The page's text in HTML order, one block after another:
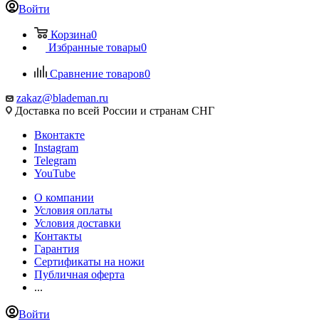
Войти
Корзина0
Избранные товары0
Сравнение товаров0
zakaz@blademan.ru
Доставка по всей России и странам СНГ
Вконтакте
Instagram
Telegram
YouTube
О компании
Условия оплаты
Условия доставки
Контакты
Гарантия
Сертификаты на ножи
Публичная оферта
...
Войти